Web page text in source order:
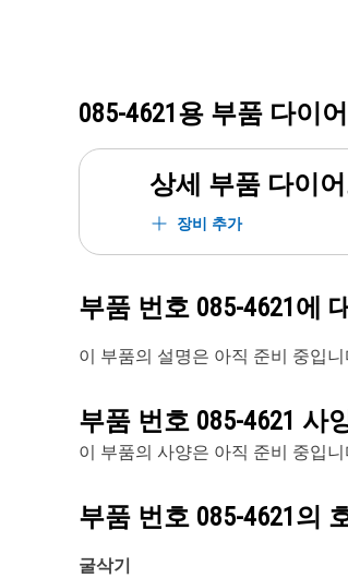
085-4621 용 부품 다이
상세 부품 다이어
장비 추가
부품 번호 085-4621 에
이 부품의 설명은 아직 준비 중입니
부품 번호 085-4621 사
이 부품의 사양은 아직 준비 중입니
부품 번호 085-4621 의
굴삭기